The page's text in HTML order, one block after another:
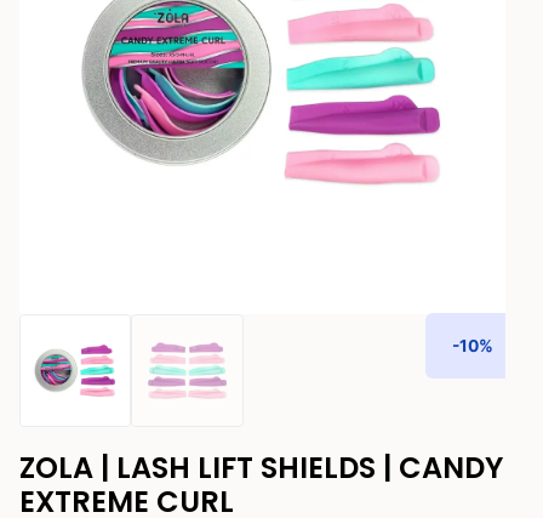
-10%
ZOLA | LASH LIFT SHIELDS | CANDY
EXTREME CURL